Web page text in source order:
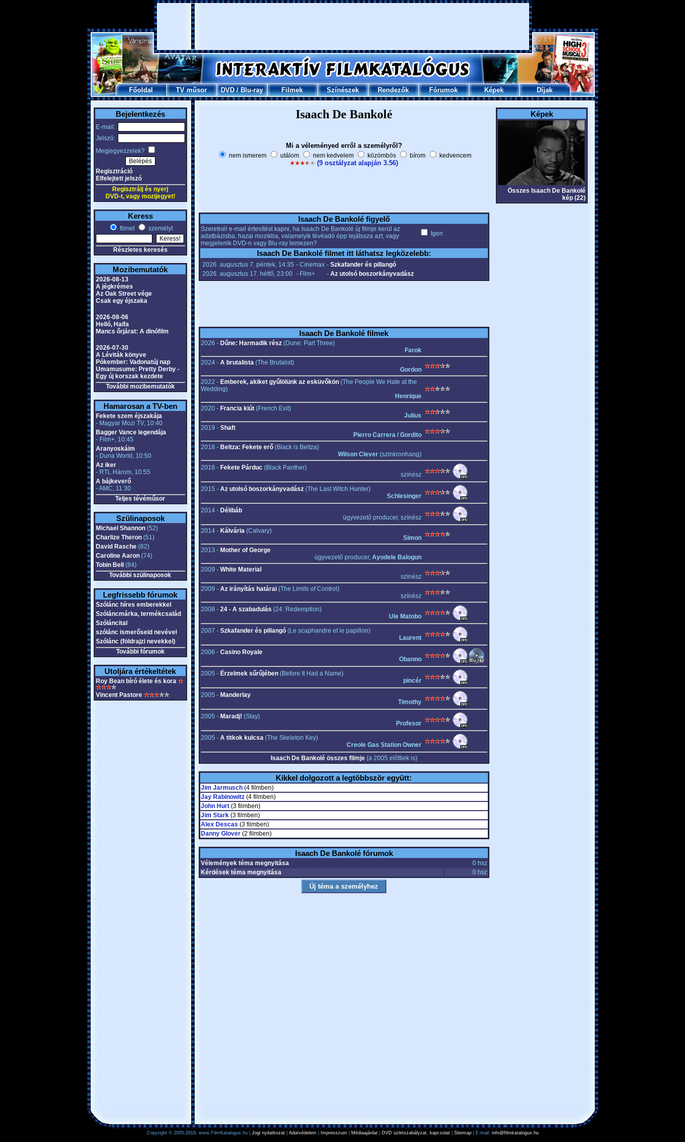
Főoldal TV műsor DVD/Blu-ray Filmek Színészek Rendezők Fórumok Képek Díjak
Bejelentkezés
E-mail:
Jelszó:
Megjegyezzelek?
Regisztráció
Elfelejtett jelszó
Regisztrálj és nyerj
DVD-t, vagy mozijegyet!
Keress
filmet személyt
Részletes keresés
Mozibemutatók
2026-08-13
A jégkrémes
Az Oak Street vége
Csak egy éjszaka
2026-08-06
Helló, Haifa
Mancs őrjárat: A dinófilm
2026-07-30
A Léviták könyve
Pókember: Vadonatúj nap
Umamusume: Pretty Derby -
Egy új korszak kezdete
További mozibemutatók
Hamarosan a TV-ben
Fekete szem éjszakája
- Magyar Mozi TV, 10:40
Bagger Vance legendája
- Film+, 10:45
Aranyoskáim
- Duna World, 10:50
Az iker
- RTL Három, 10:55
A bájkeverő
- AMC, 11:30
Teljes tévéműsor
Szülinaposok
Michael Shannon(52)
Charlize Theron(51)
David Rasche(82)
Caroline Aaron(74)
Tobin Bell
(84)
További szülinaposok
Legfrissebb fórumok
Szólánc híres emberekkel
Szóláncmárka, termékcsalád
Szóláncital
szólánc ismerőseid nevével
Szólánc (földrajzi nevekkel)
További fórumok
Utoljára értékeltétek
Roy Bean bíró élete és kora
Vincent Pastore
Isaach De Bankolé
Mi a véleményed erről a személyről?
nem ismerem utálom nem kedvelem közömbös bírom kedvencem
(9 osztályzat alapján 3.56)
Isaach De Bankolé figyelő
Szeretnél e-mail értesítést kapni, ha Isaach De Bankolé új filmje kerül az
adatbázisba, hazai mozikba, valamelyik tévéadó épp lejátssza azt, vagy
megjelenik DVD-n vagy Blu-ray lemezen?
Igen
Isaach De Bankolé filmet itt láthatsz legközelebb:
2026. augusztus 7. péntek, 14:35 - Cinemax - Szkafander és pillangó
2026. augusztus 17. hétfő, 23:00 - Film+ - Az utolsó boszorkányvadász
Isaach De Bankolé filmek
2026 - Dűne: Harmadik rész(Dune: Part Three)
Farok
2024 - A brutalista(The Brutalist)
Gordon
2022 - Emberek, akiket gyűlölünk az esküvőkön(The People We Hate at the
Wedding)
Henrique
2020 - Francia kiút(French Exit)
Julius
2019 - Shaft
Pierro Carrera / Gordito
2018 - Beltza: Fekete erő(Black is Beltza)
Wilson Clever(szinkronhang)
2018 - Fekete Párduc(Black Panther)
színész
2015 - Az utolsó boszorkányvadász(The Last Witch Hunter)
Schlesinger
2014 - Délibáb
ügyvezető producer, színész
2014 - Kálvária(Calvary)
Simon
2013 - Mother of George
ügyvezető producer, Ayodele Balogun
2009 - White Material
színész
2009 - Az irányítás határai(The Limits of Control)
színész
2008 - 24 - A szabadulás (24: Redemption)
Ule Matobo
2007 - Szkafander és pillangó(Le scaphandre et le papillon)
Laurent
2006 - Casino Royale
Obanno
2005 - Érzelmek sűrűjében(Before It Had a Name)
pincér
2005 - Manderlay
Timothy
2005 - Maradj! (Stay)
Profesor
2005 - A titkok kulcsa(The Skeleton Key)
Creole Gas Station Owner
Isaach De Bankolé összes filmje(a 2005 előttiek is)
Kikkel dolgozott a legtöbbször együtt:
Jim Jarmusch(4 filmben)
Jay Rabinowitz(4 filmben)
John Hurt(3 filmben)
Jim Stark(3 filmben)
Alex Descas (3 filmben)
Danny Glover(2 filmben)
Isaach De Bankolé fórumok
Vélemények téma megnyitása
0 hsz
Kérdések téma megnyitása
0 hsz
Képek
Összes Isaach De Bankolé
kép (22)
Copyright © 2005-2018, www.FilmKatalogus.hu | Jogi nyilatkozat| Adatvédelem Impresszum Médiaajánlat| DVD üzletszabályzat, kapcsolat| Sitemap| E-mail: info@filmkatalogus.hu